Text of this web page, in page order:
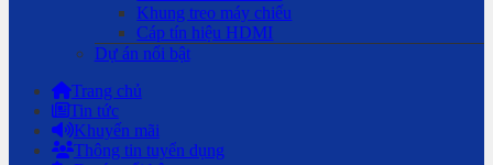
Khung treo máy chiếu
Cáp tín hiệu HDMI
Dự án nổi bật
Trang chủ
Tin tức
Khuyến mãi
Thông tin tuyển dụng